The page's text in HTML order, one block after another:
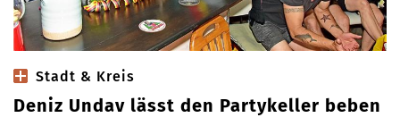
Stadt & Kreis
Deniz Undav lässt den Partykeller beben